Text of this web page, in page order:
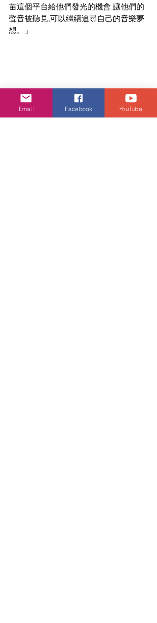
苗這個平台給他們發光的機會,讓他們的
聲音被聽見,可以繼續追尋自己的音樂夢
想。」
Email Facebook YouTube